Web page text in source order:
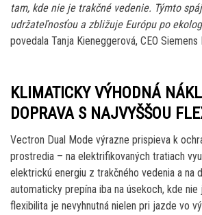
tam, kde nie je trakčné vedenie. Týmto
udržateľnosťou a zbližuje Európu po
povedala Tanja Kieneggerová, CEO
KLIMATICKY VÝHODNÁ
DOPRAVA S NAJVYŠŠOU
Vectron Dual Mode výrazne prispieva k
prostredia – na elektrifikovaných tratiach
elektrickú energiu z trakčného vedenia a na
automaticky prepína iba na úsekoch, kde
flexibilita je nevyhnutná nielen pri jazde vo